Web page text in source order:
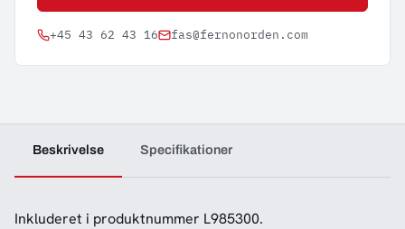
+45 43 62 43 16 fas@fernonorden.com
Beskrivelse Specifikationer
Inkluderet i produktnummer L985300.